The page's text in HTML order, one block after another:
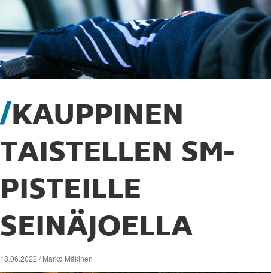
KAUPPINEN
TAISTELLEN SM-
PISTEILLE
SEINÄJOELLA
18.06.2022 / Marko Mäkinen